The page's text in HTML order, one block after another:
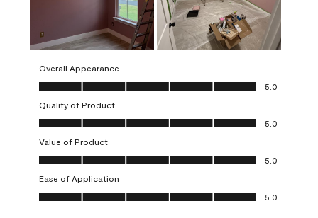
Overall Appearance
Overall Appearance, 5.0 out of 5
5.0
Quality of Product
Quality of Product, 5.0 out of 5
5.0
Value of Product
Value of Product, 5.0 out of 5
5.0
Ease of Application
Ease of Application, 5.0 out of 5
5.0